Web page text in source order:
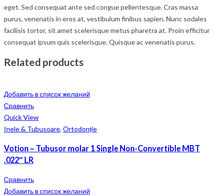
eget. Sed consequat ante sed congue pellentesque. Cras massa
purus, venenatis in eros at, vestibulum finibus sapien. Nunc sodales
facilisis tortor, sit amet scelerisque metus pharetra at. Proin efficitur
consequat ipsum quis scelerisque. Quisque ac venenatis purus.
Related products
Добавить в список желаний
Сравнить
Quick View
Inele & Tubusoare, Ortodonție
Votion – Tubusor molar 1 Single Non-Convertible MBT
.022″ LR
Сравнить
Добавить в список желаний